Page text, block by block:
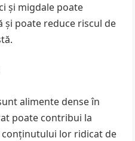
și migdale poate
poate reduce riscul de
alimente dense în
poate contribui la
lor ridicat de